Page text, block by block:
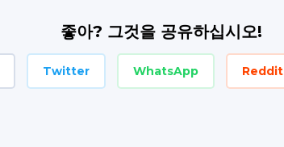
좋아? 그것을 공유하십시오!
Twitter WhatsApp Reddit